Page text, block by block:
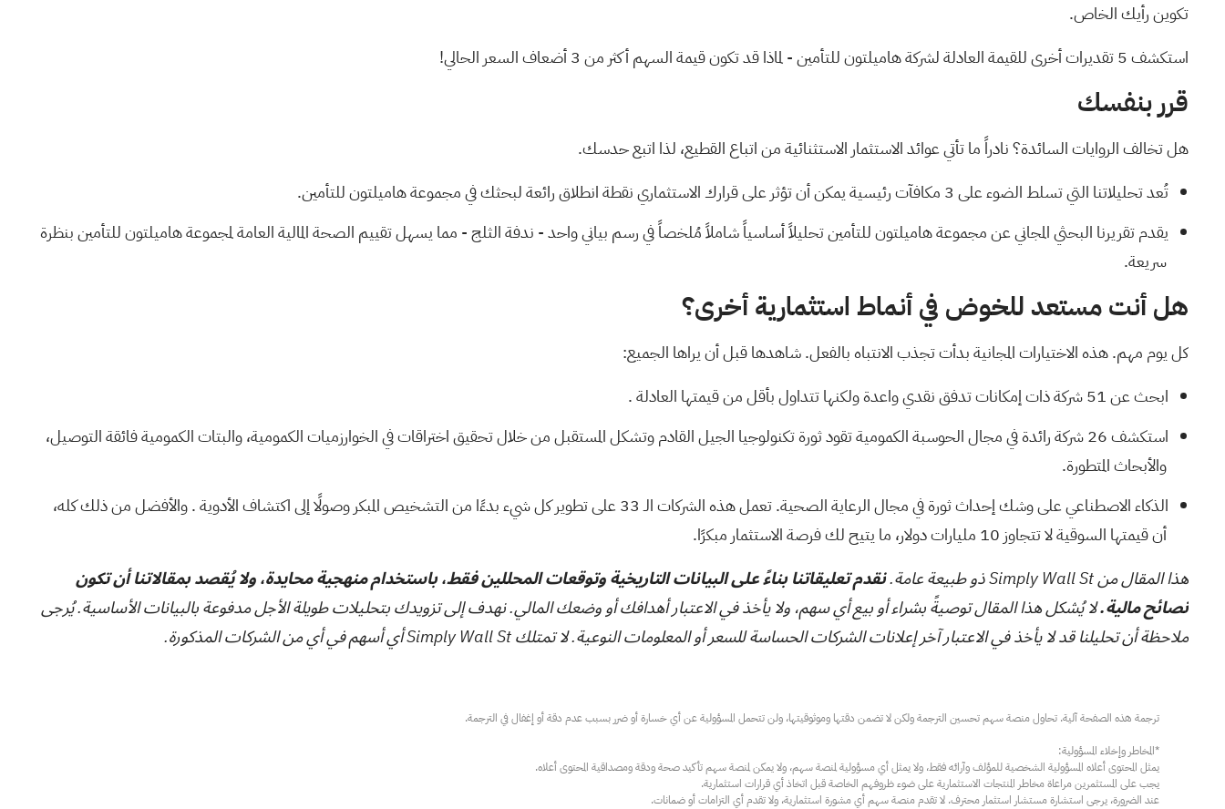
تكوين رأيك الخاص.
استكشف 5 تقديرات أخرى للقيمة العادلة لشركة هاميلتون للتأمين
- لماذا قد تكون قيمة السهم أكثر من 3 أضعاف السعر الحالي!
قرر بنفسك
هل تخالف الروايات السائدة؟ نادراً ما تأتي عوائد الاستثمار الاستثنائية من اتباع القطيع، لذا اتبع حدسك.
تُعد تحليلاتنا التي تسلط الضوء على 3 مكافآت رئيسية
يمكن أن تؤثر على قرارك الاستثماري نقطة انطلاق رائعة لبحثك في مجموعة هاميلتون للتأمين.
يقدمتقريرنا البحثي المجاني عن مجموعة هاميلتون للتأمينتحليلاً أساسياً شاملاً مُلخصاً في رسم بياني واحد - ندفة الثلج - مما يسهل تقييم الصحة المالية العامة لمجموعة هاميلتون للتأمين بنظرة
سريعة.
هل أنت مستعد للخوض في أنماط استثمارية أخرى؟
كل يوم مهم. هذه الاختيارات المجانية بدأت تجذب الانتباه بالفعل. شاهدها قبل أن يراها الجميع:
ابحث عن51 شركة ذات إمكانات تدفق نقدي واعدة ولكنها تتداول بأقل من قيمتها العادلة
.
استكشف26 شركة رائدة في مجال الحوسبة الكمومية
تقود ثورة تكنولوجيا الجيل القادم وتشكل المستقبل من خلال تحقيق اختراقات في الخوارزميات الكمومية، والبتات الكمومية فائقة التوصيل،
والأبحاث المتطورة.
الذكاء الاصطناعي على وشك إحداث ثورة في مجال الرعاية الصحية.تعمل هذه الشركات الـ 33 على تطوير كل شيء بدءًا من التشخيص المبكر وصولًا إلى اكتشاف الأدوية
. والأفضل من ذلك كله،
أن قيمتها السوقية لا تتجاوز 10 مليارات دولار، ما يتيح لك فرصة الاستثمار مبكرًا.
هذا المقال من Simply Wall St ذو طبيعة عامة.
نقدم تعليقاتنا بناءً على البيانات التاريخية وتوقعات المحللين فقط، باستخدام منهجية محايدة، ولا يُقصد بمقالاتنا أن تكون
نصائح مالية.لا يُشكل هذا المقال توصيةً بشراء أو بيع أي سهم، ولا يأخذ في الاعتبار أهدافك أو وضعك المالي. نهدف إلى تزويدك بتحليلات طويلة الأجل مدفوعة بالبيانات الأساسية. يُرجى
ملاحظة أن تحليلنا قد لا يأخذ في الاعتبار آخر إعلانات الشركات الحساسة للسعر أو المعلومات النوعية. لا تمتلك Simply Wall St أي أسهم في أي من الشركات المذكورة.
عند الضرورة، يرجى استشارة مستشار استثمار محترف. لا تقدم منصة سهم أي مشورة استثمارية، ولا تقدم أي التزامات أو ضمانات.